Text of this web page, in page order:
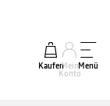
KaufenMein
Konto
Menü